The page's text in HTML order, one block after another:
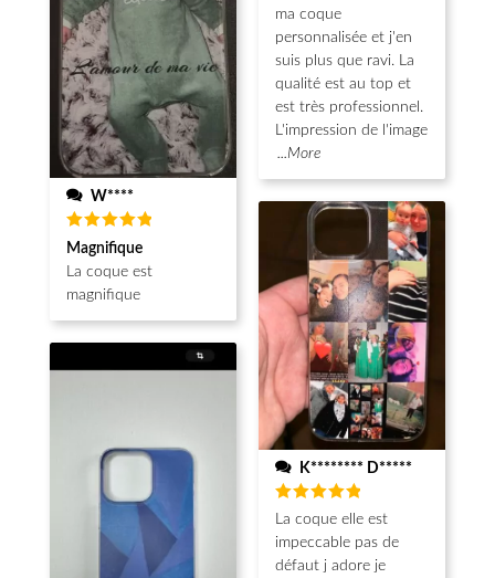
W****
Note5
sur 5
Magnifique
La coque est
magnifique
ma coque
personnalisée et j'en
suis plus que ravi. La
qualité est au top et
est très professionnel.
L'impression de l'image
...More
K******** D*****
Note5
sur 5
La coque elle est
impeccable pas de
défaut j adore je